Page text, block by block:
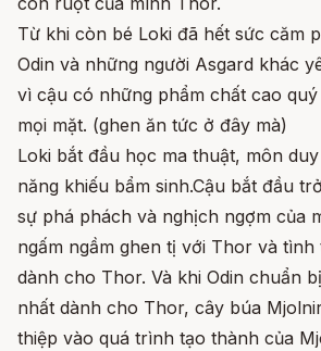
Từ khi còn bé Loki đã hết sức căm
Odin và những người Asgard khác
vì cậu có những phẩm chất cao
mọi mặt. (ghen ăn tức ở đây mà)
Loki bắt đầu học ma thuật, môn
năng khiếu bẩm sinh.Cậu bắt đầu
sự phá phách và nghịch ngợm của
ngấm ngầm ghen tị với Thor và tình
dành cho Thor. Và khi Odin chuẩn
nhất dành cho Thor, cây búa
thiệp vào quá trình tạo thành của